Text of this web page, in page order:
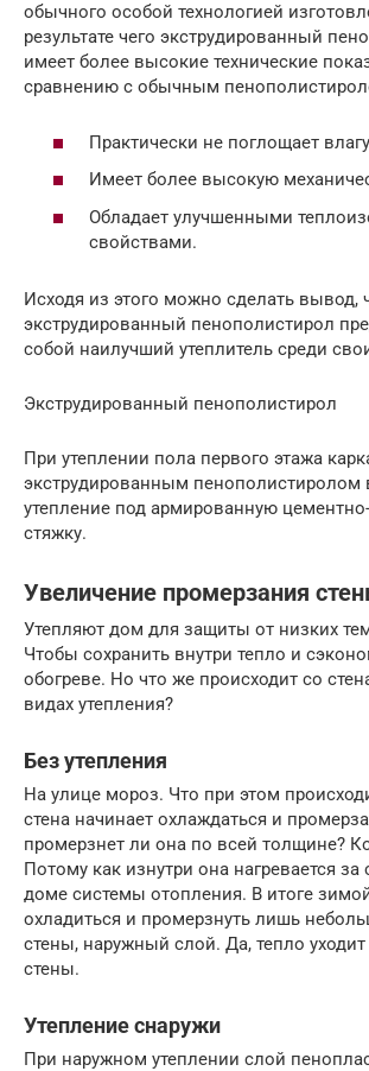
обычного особой технологией
результате чего экструдированный
имеет более высокие технические
сравнению с обычным
Практически не поглощает
Имеет более высокую
Обладает улучшенными
свойствами.
Исходя из этого можно сделать вывод,
экструдированный пенополистирол
собой наилучший утеплитель среди
Экструдированный пенополистирол
При утеплении пола первого этажа
экструдированным
утепление под армированную
стяжку.
Увеличение промерзания
Утепляют дом для защиты от низких
Чтобы сохранить внутри тепло и
обогреве. Но что же происходит со
видах утепления?
Без утепления
На улице мороз. Что при этом
стена начинает охлаждаться и
промерзнет ли она по всей толщине?
Потому как изнутри она нагревается за
доме системы отопления. В итоге
охладиться и промерзнуть лишь
стены, наружный слой. Да, тепло
стены.
Утепление снаружи
При наружном утеплении слой